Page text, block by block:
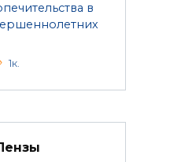
в
1к.